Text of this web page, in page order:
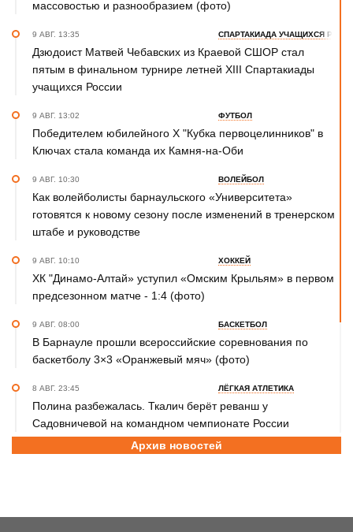
массовостью и разнообразием (фото)
9 АВГ. 13:35 СПАРТАКИАДА УЧАЩИХСЯ
Дзюдоист Матвей Чебавских из Краевой СШОР стал
пятым в финальном турнире летней XIII Спартакиады
учащихся России
9 АВГ. 13:02 ФУТБОЛ
Победителем юбилейного Х "Кубка первоцелинников" в
Ключах стала команда их Камня-на-Оби
9 АВГ. 10:30 ВОЛЕЙБОЛ
Как волейболисты барнаульского «Университета»
готовятся к новому сезону после изменений в тренерском
штабе и руководстве
9 АВГ. 10:10 ХОККЕЙ
ХК "Динамо-Алтай» уступил «Омским Крыльям» в первом
предсезонном матче - 1:4 (фото)
9 АВГ. 08:00 БАСКЕТБОЛ
В Барнауле прошли всероссийские соревнования по
баскетболу 3×3 «Оранжевый мяч» (фото)
8 АВГ. 23:45 ЛЁГКАЯ АТЛЕТИКА
Полина разбежалась. Ткалич берёт реванш у
Садовничевой на командном чемпионате России
ТХЭКВОНДО
8 АВГ. 20:45 ДЖИУ-ДЖИТСУ
Архив новостей